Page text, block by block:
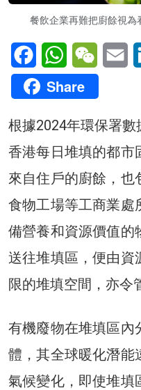
餐飲企業再難把廚餘視為
FacebookWhatsAppWeChat
Share
根據2024年環保署
香港每日堆填的都市
來自住戶的廚餘，也
食物工場等工商業處
備營養和資源價值的
送往堆填區，便由資
限的堆填空間，亦令
有機廢物在堆填區內
體，其全球暖化潛能
氣候變化，即使堆填